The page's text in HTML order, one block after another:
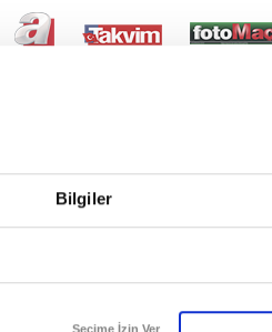
Bilgiler
Seçime İzin Ver